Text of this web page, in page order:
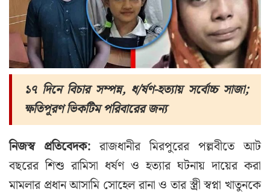
১৭ দিনে বিচার সম্পন্ন, ধ/র্ষণ-হত্যায় সর্বোচ্চ সাজা;
ক্ষতিপূরণ ভিকটিম পরিবারের জন্য
নিজস্ব প্রতিবেদক: রাজধানীর মিরপুরের পল্লবীতে আট
বছরের শিশু রামিসা ধর্ষণ ও হত্যার ঘটনায় দায়ের করা
মামলার প্রধান আসামি সোহেল রানা ও তার স্ত্রী স্বপ্না খাতুনকে